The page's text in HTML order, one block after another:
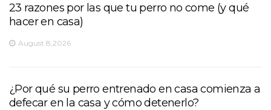
23 razones por las que tu perro no come (y qué
hacer en casa)
August 8,2026
¿Por qué su perro entrenado en casa comienza a
defecar en la casa y cómo detenerlo?